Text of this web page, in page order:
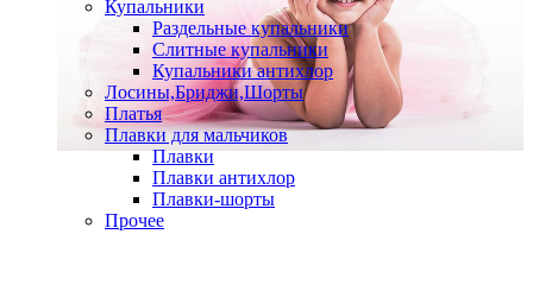
Купальники
Раздельные купальники
Слитные купальники
Купальники антихлор
Лосины,Бриджи,Шорты
Платья
Плавки для мальчиков
Плавки
Плавки антихлор
Плавки-шорты
Прочее